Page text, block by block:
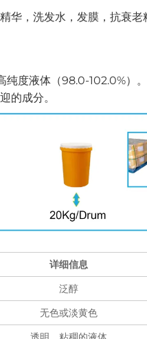
华，洗发水，发膜，抗衰老
度液体（98.0-102.0%）
的成分。
详细信息
泛醇
无色或淡黄色